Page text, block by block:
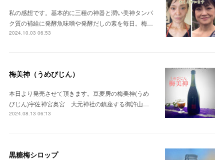
私の感想です。基本的に三種の神器と潤い美神タンパ
ク質の補給に発酵魚味噌や発酵だしの素を毎日。梅…
2024.10.03 06:53
梅美神（うめびじん）
本日より発売させて頂きます。豆麦房の梅美神(うめ
びじん)宇佐神宮奥宮 大元神社の鎮座する御許山…
2024.08.13 06:13
黒糖梅シロップ